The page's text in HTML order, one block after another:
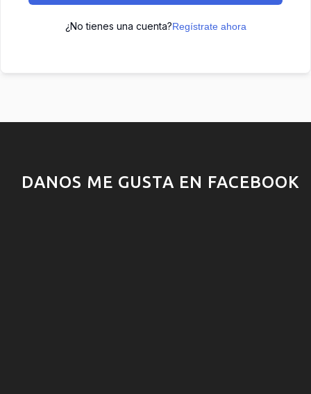
¿No tienes una cuenta?Regístrate ahora
DANOS ME GUSTA EN FACEBOOK